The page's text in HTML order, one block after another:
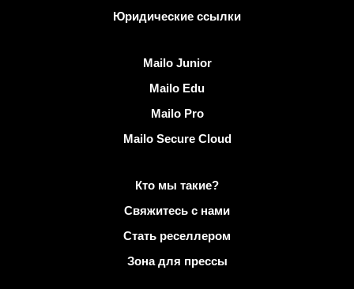
Юридические ссылки
Mailo Junior
Mailo Edu
Mailo Pro
Mailo Secure Cloud
Кто мы такие?
Свяжитесь с нами
Стать реселлером
Зона для прессы